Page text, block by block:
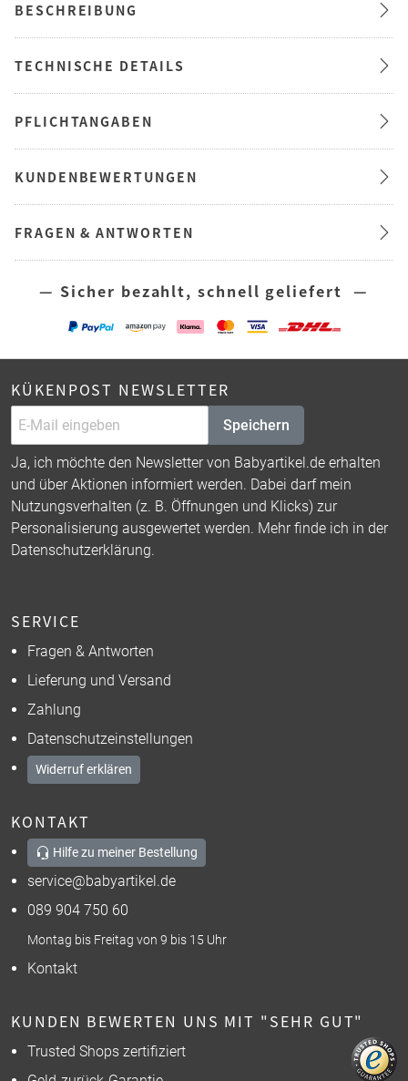
BESCHREIBUNG
TECHNISCHE DETAILS
PFLICHTANGABEN
KUNDENBEWERTUNGEN
FRAGEN & ANTWORTEN
— Sicher bezahlt, schnell geliefert —
KÜKENPOST NEWSLETTER
Speichern
Ja, ich möchte den Newsletter von Babyartikel.de erhalten
und über Aktionen informiert werden. Dabei darf mein
Nutzungsverhalten (z. B. Öffnungen und Klicks) zur
Personalisierung ausgewertet werden. Mehr finde ich in der
Datenschutzerklärung.
SERVICE
Fragen & Antworten
Lieferung und Versand
Zahlung
Datenschutzeinstellungen
Widerruf erklären
KONTAKT
Hilfe zu meiner Bestellung
service@babyartikel.de
089 904 750 60
Montag bis Freitag von 9 bis 15 Uhr
Kontakt
KUNDEN BEWERTEN UNS MIT "SEHR GUT"
Trusted Shops zertifiziert